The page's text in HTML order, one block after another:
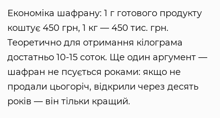
Економіка шафрану: 1 г готового продукту
коштує 450 грн, 1 кг — 450 тис. грн.
Теоретично для отримання кілограма
достатньо 10-15 соток. Ще один аргумент —
шафран не псується роками: якщо не
продали цьогоріч, відкрили через десять
років — він тільки кращий.